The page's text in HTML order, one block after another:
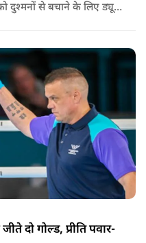
दुश्मनों से बचाने के लिए ड्यूटी
दो गोल्ड, प्रीति पवार-